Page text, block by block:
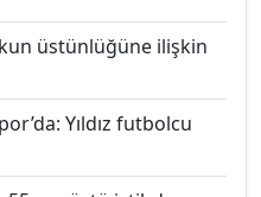
üstünlüğüne ilişkin
Yıldız futbolcu